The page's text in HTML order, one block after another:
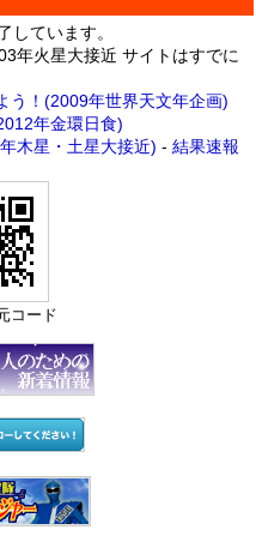
ています。
年火星大接近 サイトはすでに
う！(2009年世界天文年企画)
年金環日食)
木星・土星大接近) - 結果速報
コード